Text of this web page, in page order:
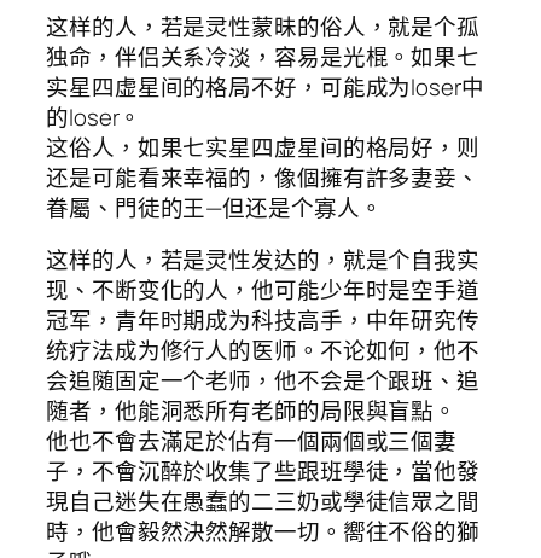
这样的人，若是灵性蒙昧的俗人，就是个孤
独命，伴侣关系冷淡，容易是光棍。如果七
实星四虚星间的格局不好，可能成为loser中
的loser。
这俗人，如果七实星四虚星间的格局好，则
还是可能看来幸福的，像個擁有許多妻妾、
眷屬、門徒的王—但还是个寡人。
这样的人，若是灵性发达的，就是个自我实
现、不断变化的人，他可能少年时是空手道
冠军，青年时期成为科技高手，中年研究传
统疗法成为修行人的医师。不论如何，他不
会追随固定一个老师，他不会是个跟班、追
随者，他能洞悉所有老師的局限與盲點。
他也不會去滿足於佔有一個兩個或三個妻
子，不會沉醉於收集了些跟班學徒，當他發
現自己迷失在愚蠢的二三奶或學徒信眾之間
時，他會毅然決然解散一切。嚮往不俗的獅